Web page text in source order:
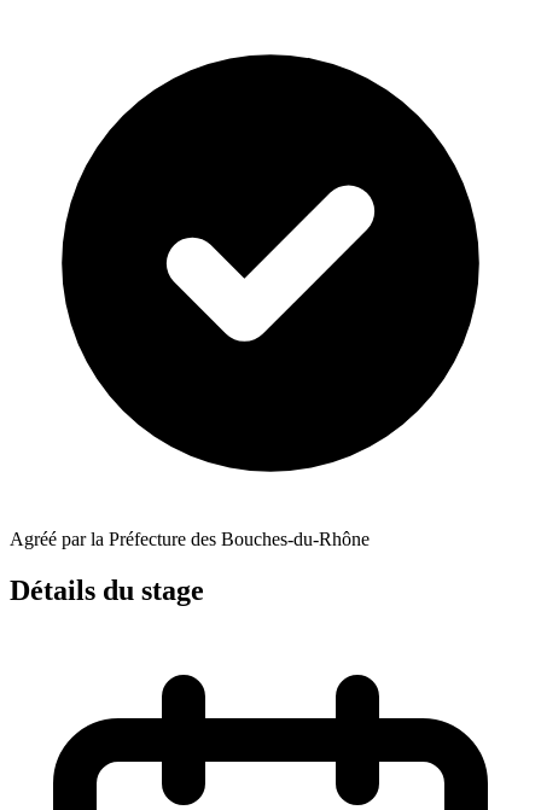
Agréé par la Préfecture des Bouches-du-Rhône
Détails du stage